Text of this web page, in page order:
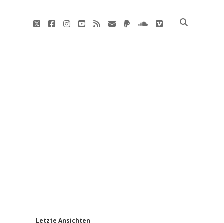
twitterfacebookinstagram
youtube
rss E-
paypalsoundcloud
vimeo
Letzte Ansichten